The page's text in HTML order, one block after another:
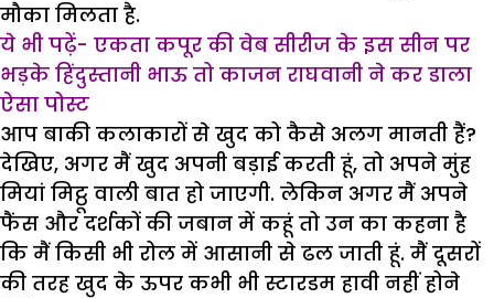
मौका मिलता है.
ये भी पढ़ें- एकता कपूर की वेब सीरीज के इस सीन पर
भड़के हिंदुस्तानी भाऊ तो काजन राघवानी ने कर डाला
ऐसा पोस्ट
आप बाकी कलाकारों से खुद को कैसे अलग मानती हैं?
देखिए, अगर मैं खुद अपनी बड़ाई करती हूं, तो अपने मुंह
मियां मिट्ठू वाली बात हो जाएगी. लेकिन अगर मैं अपने
फैंस और दर्शकों की जबान में कहूं तो उन का कहना है
कि मैं किसी भी रोल में आसानी से ढल जाती हूं. मैं दूसरों
की तरह खुद के ऊपर कभी भी स्टारडम हावी नहीं होने